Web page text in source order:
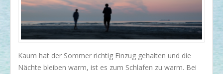
I love my dog!
Wusstet Ihr schon?
Enjoy!
Kaum hat der Sommer richtig Einzug gehalten und die
Nächte bleiben warm, ist es zum Schlafen zu warm. Bei